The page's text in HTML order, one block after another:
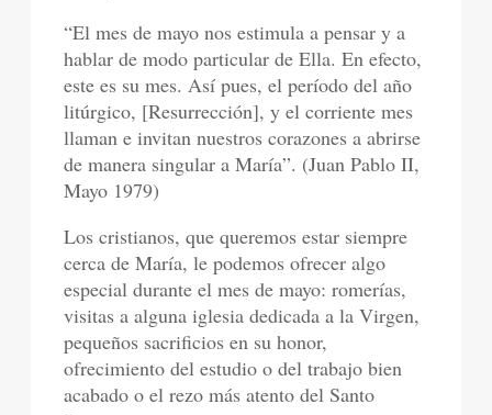
“El mes de mayo nos estimula a pensar y a
hablar de modo particular de Ella. En efecto,
este es su mes. Así pues, el período del año
litúrgico, [Resurrección], y el corriente mes
llaman e invitan nuestros corazones a abrirse
de manera singular a María”. (Juan Pablo II,
Mayo 1979)
Los cristianos, que queremos estar siempre
cerca de María, le podemos ofrecer algo
especial durante el mes de mayo: romerías,
visitas a alguna iglesia dedicada a la Virgen,
pequeños sacrificios en su honor,
ofrecimiento del estudio o del trabajo bien
acabado o el rezo más atento del Santo